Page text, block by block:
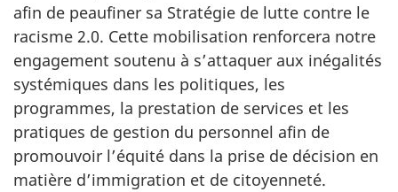
afin de peaufiner sa Stratégie de lutte contre le
racisme 2.0. Cette mobilisation renforcera notre
engagement soutenu à s’attaquer aux inégalités
systémiques dans les politiques, les
programmes, la prestation de services et les
pratiques de gestion du personnel afin de
promouvoir l’équité dans la prise de décision en
matière d’immigration et de citoyenneté.